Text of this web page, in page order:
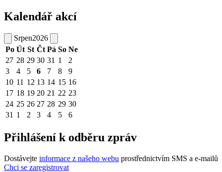
Kalendář akcí
Srpen2026
Po Út St Čt Pá So Ne
27 28 29 30 31 1
2
3
4 5 6 7 8
9
10 11 12 13 14 15 16
17 18 19 20 21 22 23
24 25 26 27 28 29 30
31 1 2 3 4 5 6
Přihlášení k odběru zpráv
Dostávejte informace z našeho webu prostřednictvím SMS a e-mailů
Chci se zaregistrovat